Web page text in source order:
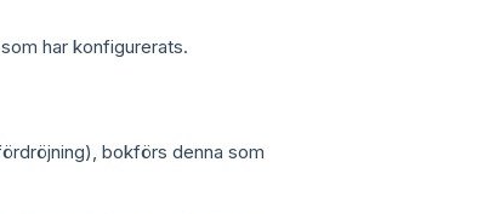
har konfigurerats.
bokförs denna som